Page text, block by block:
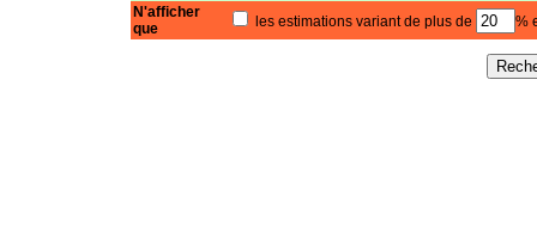
N'afficher
que
les estimations variant de plus de %